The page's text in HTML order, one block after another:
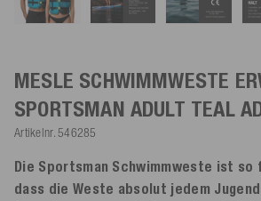
MESLE SCHWIMMWESTE
SPORTSMAN ADULT TEAL
Artikelnr. 546285
Die Sportsman Schwimmweste ist so
dass die Weste absolut jedem